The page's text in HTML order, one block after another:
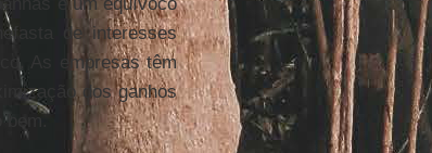
de interesses
As empresas têm
dos ganhos
bem.